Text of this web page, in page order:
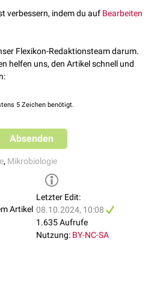
verbessern, indem du auf Bearbeiten
Flexikon-Redaktionsteam darum.
helfen uns, den Artikel schnell und
5 Zeichen benötigt.
Absenden
, Mikrobiologie
Artikel
Letzter Edit:
08.10.2024, 10:08
1.635 Aufrufe
Nutzung: BY-NC-SA